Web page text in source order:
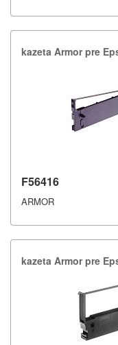
kazeta Armor pre
F56416
ARMOR
kazeta Armor pre